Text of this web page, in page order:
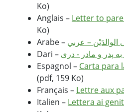
Ko)
Anglais – Letter to
Ko)
Arabe – الوالدَيْن – عربي
Dari – به پدر و مادر - دری
Espagnol – Carta para
(pdf, 159 Ko)
Français – Lettre aux
Italien – Lettera ai